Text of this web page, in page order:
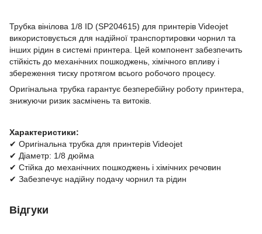
Трубка вінілова 1/8 ID (SP204615) для принтерів Videojet
використовується для надійної транспортировки чорнил та
інших рідин в системі принтера. Цей компонент забезпечить
стійкість до механічних пошкоджень, хімічного впливу і
збереження тиску протягом всього робочого процесу.
Оригінальна трубка гарантує безперебійну роботу принтера,
знижуючи ризик засмічень та витоків.
Характеристики:
✔ Оригінальна трубка для принтерів Videojet
✔ Діаметр: 1/8 дюйма
✔ Стійка до механічних пошкоджень і хімічних речовин
✔ Забезпечує надійну подачу чорнил та рідин
Відгуки